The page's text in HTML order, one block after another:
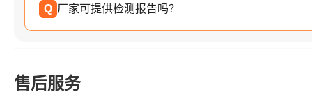
Q 厂家可提供检测报告吗？
售后服务